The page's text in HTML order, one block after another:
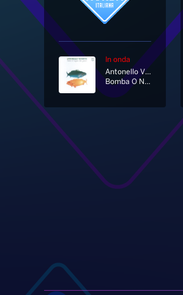
In onda
Antonello Venditti
Bomba O Non Bomba